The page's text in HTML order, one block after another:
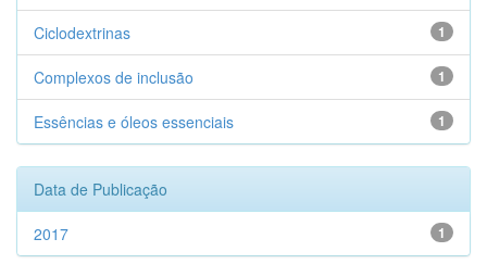
1
Ciclodextrinas
1
Complexos de inclusão
1
Essências e óleos essenciais
Data de Publicação
1
2017